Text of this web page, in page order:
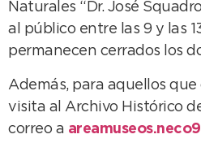
Naturales “Dr. José
al público entre las 9 y las
permanecen cerrados los
Además, para aquellos
visita al Archivo Histórico
correo a